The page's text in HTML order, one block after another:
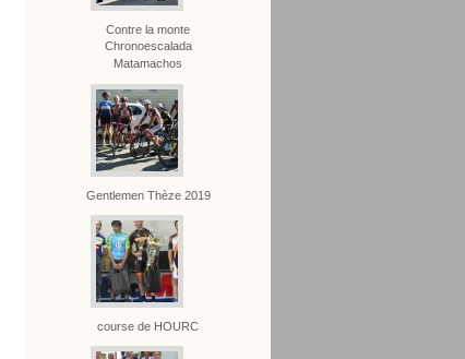
Contre la monte
Chronoescalada
Matamachos
Gentlemen Thèze 2019
course de HOURC